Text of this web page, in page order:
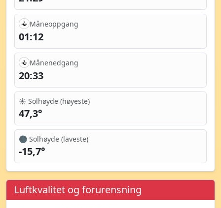
Måneoppgang
01:12
Månenedgang
20:33
☀️ Solhøyde (høyeste)
47,3°
🌑 Solhøyde (laveste)
-15,7°
Luftkvalitet og forurensning